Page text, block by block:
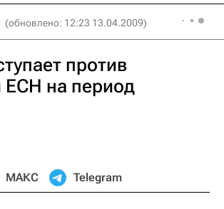
(обновлено: 12:23 13.04.2009)
против
на период
МАКС Telegram